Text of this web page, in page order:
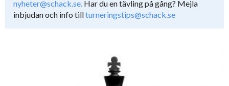
nyheter@schack.se. Har du en tävling på gång? Mejla
inbjudan och info tillturneringstips@schack.se